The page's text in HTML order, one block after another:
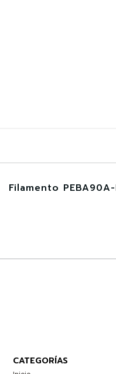
Filamento
CATEGORÍAS